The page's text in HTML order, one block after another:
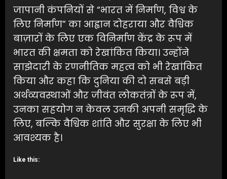
जापानी कंपनियों से “भारत में निर्माण, विश्व के
लिए निर्माण” का आह्वान दोहराया और वैश्विक
बाज़ारों के लिए एक विनिर्माण केंद्र के रूप में
भारत की क्षमता को रेखांकित किया। उन्होंने
साझेदारी के रणनीतिक महत्व को भी रेखांकित
किया और कहा कि दुनिया की दो सबसे बड़ी
अर्थव्यवस्थाओं और जीवंत लोकतंत्रों के रूप में,
उनका सहयोग न केवल उनकी अपनी समृद्धि के
लिए, बल्कि वैश्विक शांति और सुरक्षा के लिए भी
आवश्यक है।
Like this: